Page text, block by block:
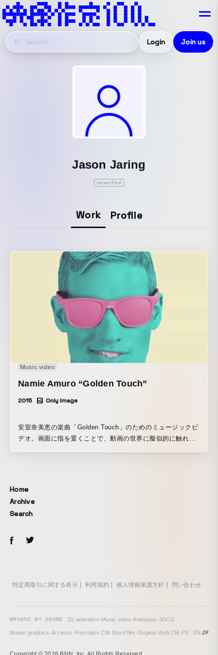
Login Join us
Jason Jaring
unverified
Work Profile
Music video
Namie Amuro “Golden Touch”
2015 Only Image
安室奈美恵の楽曲「Golden Touch」のためのミュージックビ
デオ。画面に指を置くことで、動画の世界に擬似的に触れら
画面の中央に指を置くだけで、実際に映っている物に自身が
タッチして変化している感覚になる、擬似インタラクティ
オ公開からたった数週間で、世界中で 1000 万回以上視聴さ
version」も制作しました。
Home
Archive
Search
特定商取引に関する表示 利用規約 個人情報保護方針 問い合わせ
BROWSE BY GENRE 2D animation· Music video·Animation·3DCG·
Motion graphics·Art work· Promotion·CM · Short film·Original ·Web CM · PV EN/JP